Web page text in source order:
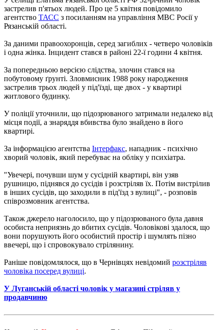
застрелив п'ятьох людей. Про це 5 квітня повідомило
агентство ТАСС з посиланням на управління МВС Росії у
Рязанській області.
За даними правоохоронців, серед загиблих - четверо чоловіків
і одна жінка. Інцидент стався в районі 22-ї години 4 квітня.
За попередньою версією слідства, злочин стався на
побутовому ґрунті. Зловмисник 1988 року народження
застрелив трьох людей у ​​під'їзді, ще двох - у квартирі
житлового будинку.
У поліції уточнили, що підозрюваного затримали недалеко від
місця події, а знаряддя вбивства було знайдено в його
квартирі.
За інформацією агентства Інтерфакс, нападник - психічно
хворий чоловік, який перебуває на обліку у психіатра.
"Увечері, почувши шум у сусідній квартирі, він узяв
рушницю, піднявся до сусідів і розстріляв їх. Потім вистрілив
в інших сусідів, що заходили в під'їзд з вулиці", - розповів
співрозмовник агентства.
Також джерело наголосило, що у підозрюваного була давня
особиста неприязнь до вбитих сусідів. Чоловікові здалося, що
вони порушують його особистий простір і шумлять пізно
ввечері, що і спровокувало стрілянину.
Раніше повідомлялося, що в Чернівцях невідомий розстріляв
чоловіка посеред вулиці.
У Луганській області чоловік у магазині стріляв у
продавчиню